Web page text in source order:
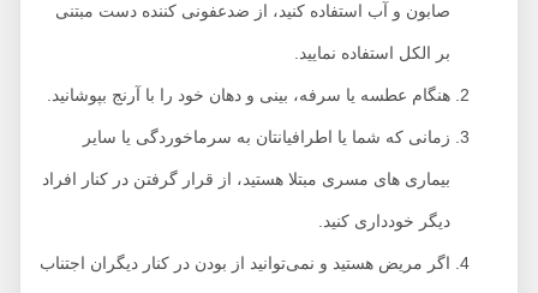
صابون و آب استفاده کنید، از ضدعفونی کننده دست مبتنی
بر الکل استفاده نمایید.
هنگام عطسه یا سرفه، بینی و دهان خود را با آرنج بپوشانید.
زمانی که شما یا اطرافیانتان به سرماخوردگی یا سایر
بیماری های مسری مبتلا هستید، از قرار گرفتن در کنار افراد
دیگر خودداری کنید.
اگر مریض هستید و نمی‌توانید از بودن در کنار دیگران اجتناب